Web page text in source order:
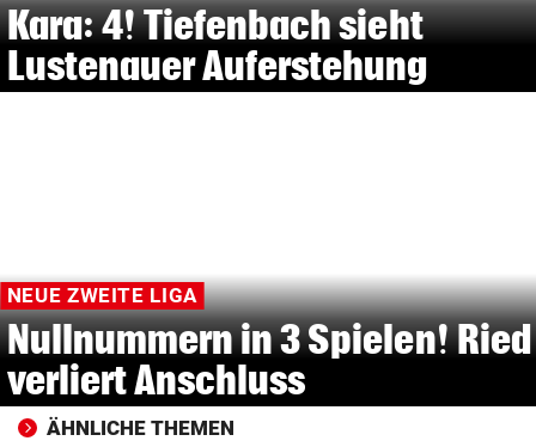
Kara: 4! Tiefenbach sieht
Lustenauer Auferstehung
NEUE ZWEITE LIGA
Nullnummern in 3 Spielen! Ried
verliert Anschluss
ÄHNLICHE THEMEN